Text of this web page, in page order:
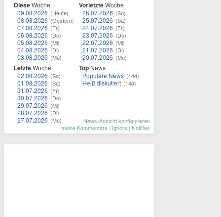
DieseWoche
09.08.2026 (Heute)
08.08.2026 (Gestern)
07.08.2026 (Fr)
06.08.2026 (Do)
05.08.2026 (Mi)
04.08.2026 (Di)
03.08.2026 (Mo)
LetzteWoche
02.08.2026 (So)
01.08.2026 (Sa)
31.07.2026 (Fr)
30.07.2026 (Do)
29.07.2026 (Mi)
28.07.2026 (Di)
27.07.2026 (Mo)
VorletzteWoche
26.07.2026 (So)
25.07.2026 (Sa)
24.07.2026 (Fr)
23.07.2026 (Do)
22.07.2026 (Mi)
21.07.2026 (Di)
20.07.2026 (Mo)
Top News
Populäre News (14d)
Heiß diskutiert (14d)
News-Ansicht konfigurieren
meine Kommentare | Ignore | Notifies